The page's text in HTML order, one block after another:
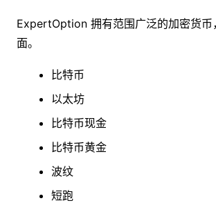
ExpertOption 拥有范围广泛的加密货币
面。
比特币
以太坊
比特币现金
比特币黄金
波纹
短跑